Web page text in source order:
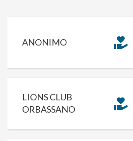
ANONIMO
LIONS CLUB
ORBASSANO